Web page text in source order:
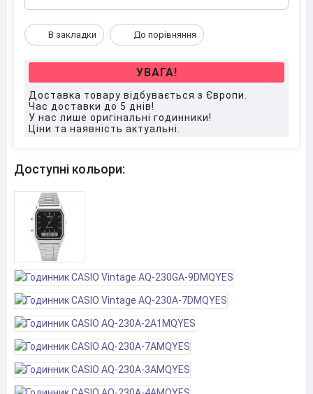
В закладки До порівняння
УВАГА!
Доставка товару відбувається з Європи.
Час доставки до 5 днів!
У нас лише оригінальні годинники!
Ціни та наявність актуальні.
Доступні кольори: